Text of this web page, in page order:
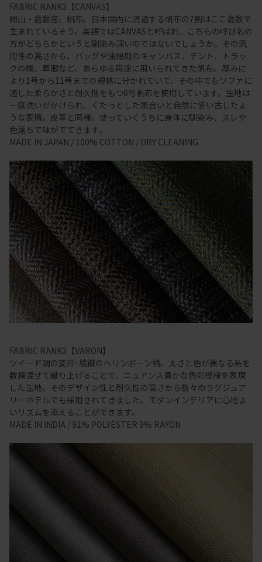
FABRIC RANK2【CANVAS】
岡山・倉敷産、帆布。日本国内に流通する帆布の7割はここ倉敷で
生まれているそう。英語ではCANVASと呼ばれ、こちらの呼び名の
方がどちらかというと馴染み深いのではないでしょうか。その汎
用性の高さから、バッグや油絵用のキャンバス、テント、トラッ
クの幌、軍服など、あらゆる用途に用いられてきた帆布。厚みに
より1号から11号までの規格に分かれていて、その中でもソファに
適した柔らかさと耐久性をもつ8号帆布を使用しています。生地は
一度洗いがかけられ、くたっとした風合いと自然に使い古したよ
うな表情。皮革と同様、使っていくうちに身体に馴染み、スレや
色落ちで味がでてきます。
MADE IN JAPAN / 100% COTTON / DRY CLEANING
FABRIC RANK2【VARON】
ツイード調の変形･綾織のヘリンボーン柄。太さと色が異なる糸を
数種混ぜて織り上げることで、ニュアンス豊かな色彩模様を表現
した生地。そのデザイン性と耐久性の高さから数々のラグジュア
リーホテルでも採用されてきました。モダンインテリアに心地よ
いリズムを添えることができます。
MADE IN INDIA / 91% POLYESTER 9% RAYON